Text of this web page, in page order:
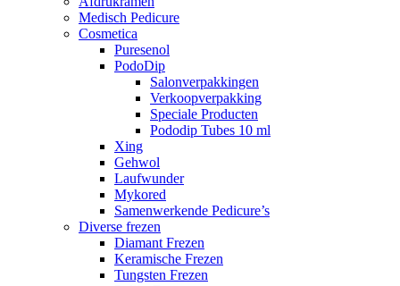
Medisch Pedicure
Cosmetica
Puresenol
PodoDip
Salonverpakkingen
Verkoopverpakking
Speciale Producten
Pododip Tubes 10 ml
Xing
Gehwol
Laufwunder
Mykored
Samenwerkende Pedicure’s
Diverse frezen
Diamant Frezen
Keramische Frezen
Tungsten Frezen